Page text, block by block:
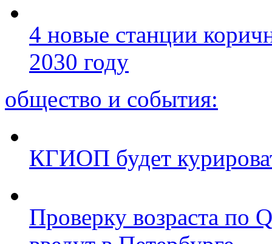
4 новые станции
2030 году
общество и события:
КГИОП будет
Проверку возраста по